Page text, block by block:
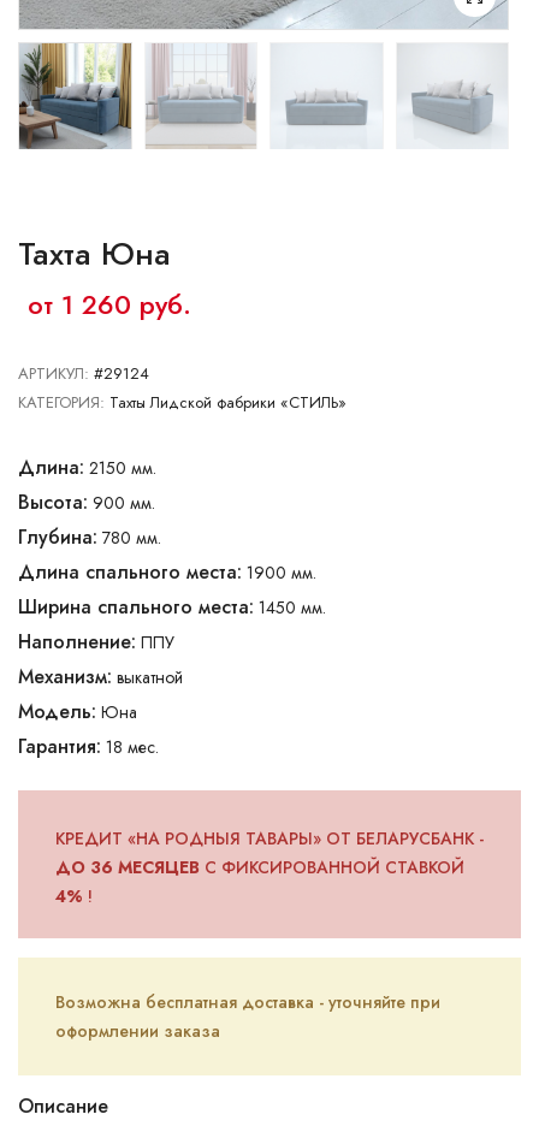
Ваш город: Минск Брест Витебск Гомель
Гродно
Могилев
Сморгонь
Тахта Юна
от 1 260 руб.
АРТИКУЛ: #29124
КАТЕГОРИЯ: Тахты Лидской фабрики «СТИЛЬ»
Длина: 2150 мм.
Высота: 900 мм.
Глубина: 780 мм.
Длина спального места: 1900 мм.
Ширина спального места: 1450 мм.
Наполнение: ППУ
Механизм: выкатной
Модель: Юна
Гарантия: 18 мес.
КРЕДИТ «НА РОДНЫЯ ТАВАРЫ» ОТ БЕЛАРУСБАНК -
ДО 36 МЕСЯЦЕВ С ФИКСИРОВАННОЙ СТАВКОЙ
4% !
Возможна бесплатная доставка - уточняйте при
оформлении заказа
Описание